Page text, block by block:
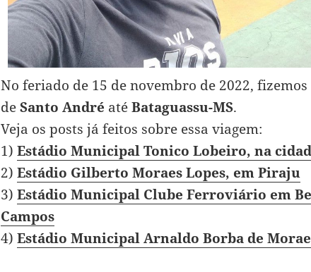
No feriado de 15 de novembro de 2022,
deSanto André atéBataguassu-MS.
Veja os posts já feitos sobre essa viagem:
1) Estádio Municipal Tonico Lobeiro, na
2) Estádio Gilberto Moraes Lopes, em Piraju
3) Estádio Municipal Clube Ferroviário em
Campos
4) Estádio Municipal Arnaldo Borba de